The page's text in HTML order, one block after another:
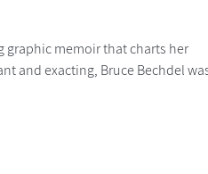
memoir that charts her
and exacting, Bruce Bechdel